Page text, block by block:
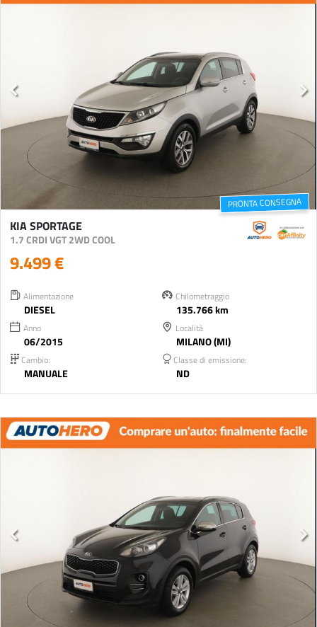
PRONTA CONSEGNA
KIA SPORTAGE
1.7 CRDI VGT 2WD COOL
9.499 €
Alimentazione
DIESEL
Chilometraggio
135.766 km
Anno
06/2015
Località
MILANO (MI)
Cambio:
MANUALE
Classe di emissione:
ND